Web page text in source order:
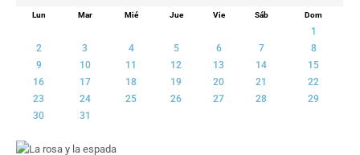
TECNOLOGÍA
CULTURA
TELEVISIÓN
GENTE
Lun Mar Mié Jue Vie Sáb Dom
1
2
3 4 5 6 7
8
9
10 11 12 13 14
15
16
17 18 19 20 21
22
23
24 25 26 27 28
29
30
31